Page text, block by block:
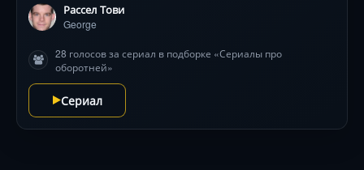
Рассел Тови
George
28 голосов за сериал в подборке «Сериалы про
оборотней»
Сериал